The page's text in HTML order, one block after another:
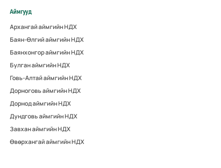
Аймгууд
Архангай аймгийн НДХ
Баян-Өлгий аймгийн НДХ
Баянхонгор аймгийн НДХ
Булган аймгийн НДХ
Говь-Алтай аймгийн НДХ
Дорноговь аймгийн НДХ
Дорнод аймгийн НДХ
Дундговь аймгийн НДХ
Завхан аймгийн НДХ
Өвөрхангай аймгийн НДХ